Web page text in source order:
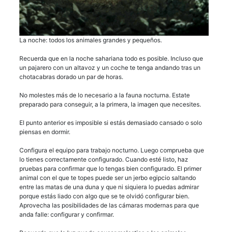
La noche: todos los animales grandes y pequeños.
Recuerda que en la noche sahariana todo es posible. Incluso que
un pajarero con un altavoz y un coche te tenga andando tras un
chotacabras dorado un par de horas.
No molestes más de lo necesario a la fauna nocturna. Estate
preparado para conseguir, a la primera, la imagen que necesites.
El punto anterior es imposible si estás demasiado cansado o solo
piensas en dormir.
Configura el equipo para trabajo nocturno. Luego comprueba que
lo tienes correctamente configurado. Cuando esté listo, haz
pruebas para confirmar que lo tengas bien configurado. El primer
animal con el que te topes puede ser un jerbo egipcio saltando
entre las matas de una duna y que ni siquiera lo puedas admirar
porque estás liado con algo que se te olvidó configurar bien.
Aprovecha las posibilidades de las cámaras modernas para que
anda falle: configurar y confirmar.